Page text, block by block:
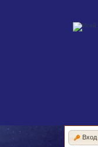
Вход